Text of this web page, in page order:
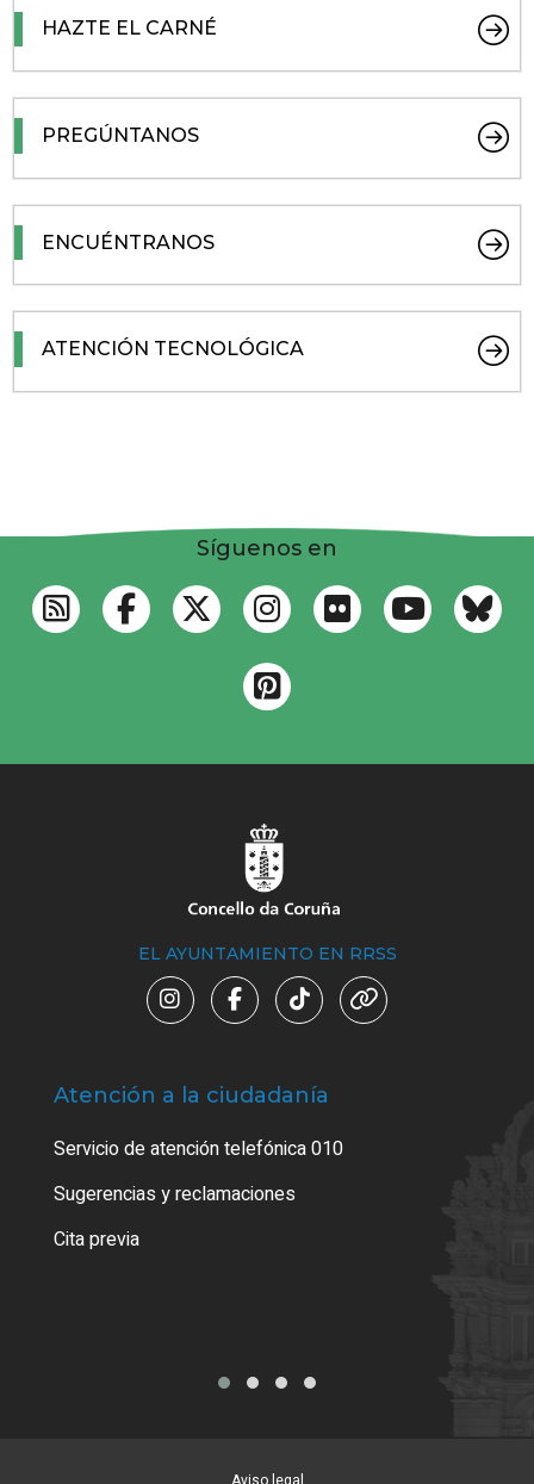
HAZTE EL CARNÉ
PREGÚNTANOS
ENCUÉNTRANOS
ATENCIÓN TECNOLÓGICA
Síguenos en
EL AYUNTAMIENTO EN RRSS
Atención a la ciudadanía
Servicio de atención telefónica 010
Sugerencias y reclamaciones
Cita previa